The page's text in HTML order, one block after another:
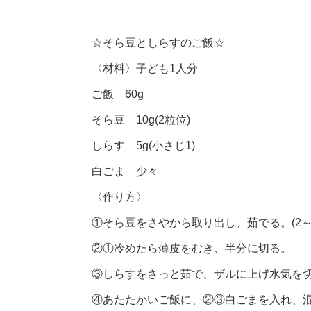
☆そら豆としらすのご飯☆
〈材料〉子ども1人分
ご飯 60g
そら豆 10g(2粒位)
しらす 5g(小さじ1)
白ごま 少々
〈作り方〉
①そら豆をさやから取り出し、茹でる。(2
②①冷めたら薄皮をむき、半分に切る。
③しらすをさっと茹で、ザルに上げ水気を切
④あたたかいご飯に、②③白ごまを入れ、混